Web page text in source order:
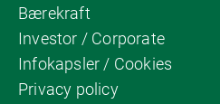
Bærekraft
Investor / Corporate
Infokapsler / Cookies
Privacy policy